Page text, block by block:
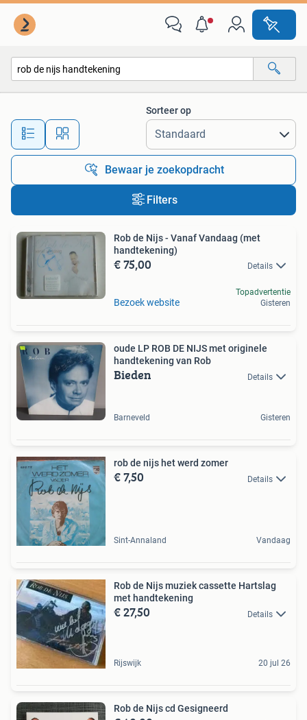
Alle afstanden…
Sorteer op
Bewaar je zoekopdracht
Filters
Rob de Nijs - Vanaf Vandaag (met
handtekening)
€ 75,00 Details
Bezoek website
Topadvertentie
Gisteren
oude LP ROB DE NIJS met originele
handtekening van Rob
Bieden Details
Barneveld Gisteren
rob de nijs het werd zomer
€ 7,50 Details
Sint-Annaland Vandaag
Rob de Nijs muziek cassette Hartslag
met handtekening
€ 27,50 Details
Rijswijk 20 jul 26
Rob de Nijs cd Gesigneerd